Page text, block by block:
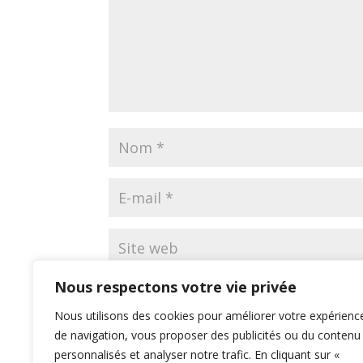
Nous respectons votre vie privée
Nous utilisons des cookies pour améliorer votre
de navigation, vous proposer des publicités ou du contenu
personnalisés et analyser notre trafic. En cliquant sur «